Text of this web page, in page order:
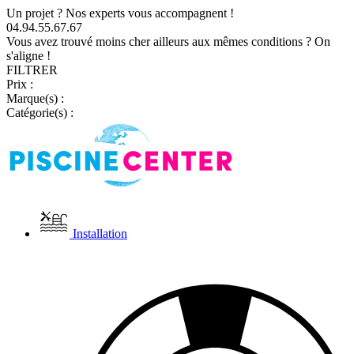
Un projet ? Nos experts vous accompagnent !
04.94.55.67.67
Vous avez trouvé moins cher ailleurs aux mêmes conditions ? On
s'aligne !
FILTRER
Prix :
Marque(s) :
Catégorie(s) :
Installation